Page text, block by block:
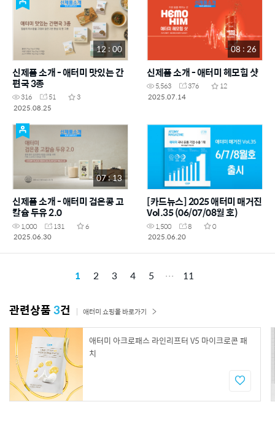
12 : 00
신제품 소개 - 애터미 맛있는 간
편국 3종
316 51
3
2025.08.25
08 : 26
신제품 소개 - 애터미 헤모힘 샷
5,563 376
12
2025.07.14
07 : 13
신제품 소개 - 애터미 검은콩 고
칼슘 두유 2.0
1,000 131
6
2025.06.30
[카드뉴스] 2025 애터미 매거진
Vol.35 (06/07/08월 호)
1,500 8
0
2025.06.20
1 2 3 4 5 11
관련상품3건 애터미 쇼핑몰 바로가기
애터미 아크로패스 라인리프터 V5 마이크로콘 패
치